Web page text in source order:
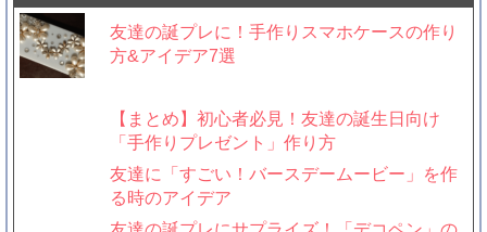
友達の誕プレに！手作りスマホケースの作り
方&アイデア7選
【まとめ】初心者必見！友達の誕生日向け
「手作りプレゼント」作り方
友達に「すごい！バースデームービー」を作
る時のアイデア